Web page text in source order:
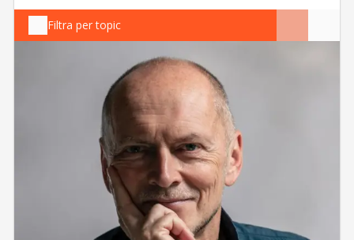
Filtra per topic